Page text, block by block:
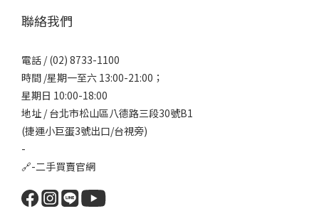
聯絡我們
電話 / (02) 8733-1100
時間 /星期一至六 13:00-21:00；
星期日 10:00-18:00
地址 / 台北市松山區八德路三段30號B1
(捷運小巨蛋3號出口/台視旁)
-
🔗-二手買賣官網